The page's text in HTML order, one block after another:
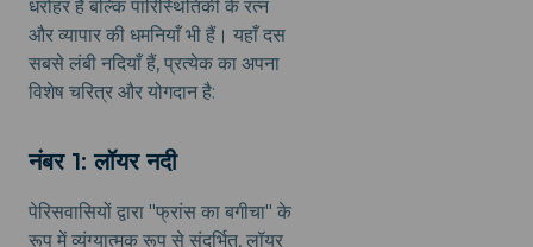
धरोहर हैं बल्कि पारिस्थितिकी के रत्न
और व्यापार की धमनियाँ भी हैं। यहाँ दस
सबसे लंबी नदियाँ हैं, प्रत्येक का अपना
विशेष चरित्र और योगदान है:
नंबर 1: लॉयर नदी
पेरिसवासियों द्वारा "फ्रांस का बगीचा" के
रूप में व्यंग्यात्मक रूप से संदर्भित, लॉयर